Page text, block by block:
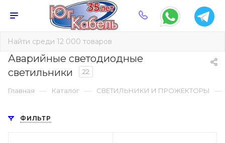
Аварийные светодиодные
светильники
22
Главная — Каталог — СВЕТИЛЬНИКИ И ПРОЖЕКТОРЫ —
ФИЛЬТР